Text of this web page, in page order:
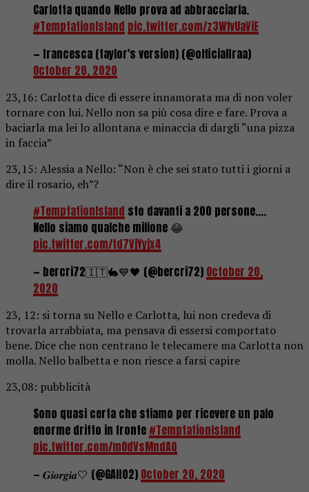
Carlotta quando Nello prova ad abbracciarla.
#TemptationIsland pic.twitter.com/z3W1vUaViE
— francesca (taylor's version) (@officialfraa)
October 20, 2020
23,16: Carlotta dice di essere innamorata ma di non voler
tornare con lui. Nello non sa più cosa dire e fare. Prova a
baciarla ma lei lo allontana e minaccia di dargli “una pizza
in faccia”
23,15: Alessia a Nello: “Non è che sei stato tutti i giorni a
dire il rosario, eh”?
#TemptationIsland sto davanti a 200 persone….
Nello siamo qualche milione 😂
pic.twitter.com/td7VjYyjx4
— bercri72🇮🇹🐇💙🖤 (@bercri72) October 20,
2020
23, 12: si torna su Nello e Carlotta, lui non credeva di
trovarla arrabbiata, ma pensava di essersi comportato
bene. Dice che non centrano le telecamere ma Carlotta non
molla. Nello balbetta e non riesce a farsi capire
23,08: pubblicità
Sono quasi certa che stiamo per ricevere un palo
enorme dritto in fronte #TemptationIsland
pic.twitter.com/mOdVsMndAQ
— 𝑮𝒊𝒐𝒓𝒈𝒊𝒂🤍 (@GAlf02) October 20, 2020